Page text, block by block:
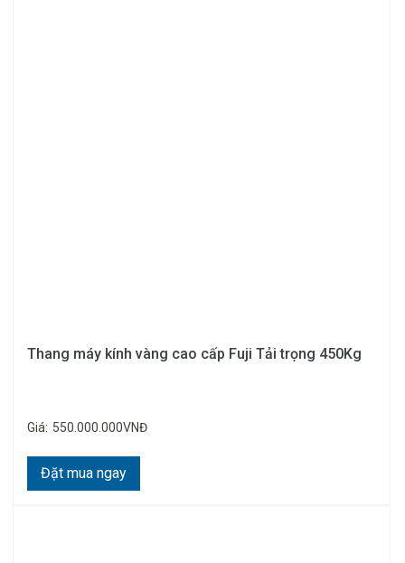
Thang máy kính vàng cao cấp Fuji Tải trọng 450Kg
Giá: 550.000.000VNĐ
Đặt mua ngay